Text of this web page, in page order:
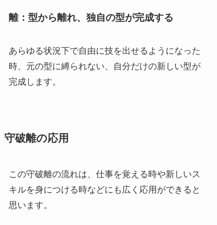
離：型から離れ、独自の型が完成する
あらゆる状況下で自由に技を出せるようになった
時、元の型に縛られない、自分だけの新しい型が
完成します。
守破離の応用
この守破離の流れは、仕事を覚える時や新しいス
キルを身につける時などにも広く応用ができると
思います。